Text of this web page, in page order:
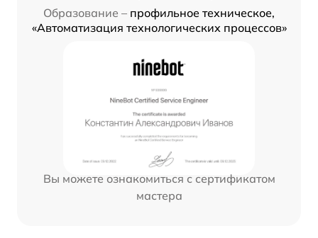
Образование – профильное техническое,
«Автоматизация технологических процессов»
Вы можете ознакомиться с сертификатом
мастера